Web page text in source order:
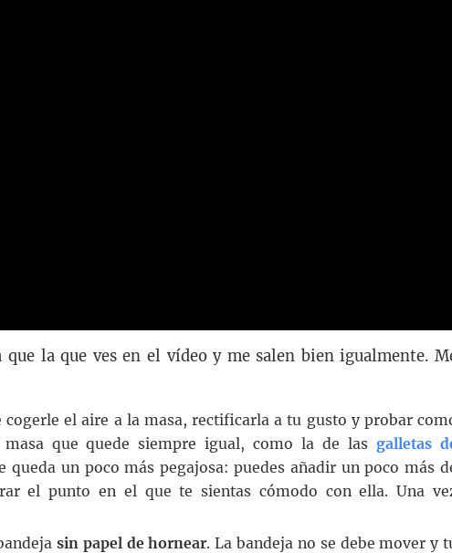
que la que ves en el vídeo y me salen bien igualmente.
el aire a la masa, rectificarla a tu gusto y probar
que quede siempre igual, como la de lasgalletas
queda un poco más pegajosa: puedes añadir un poco más
el punto en el que te sientas cómodo con ella. Una
sin papel de hornear. La bandeja no se debe mover y